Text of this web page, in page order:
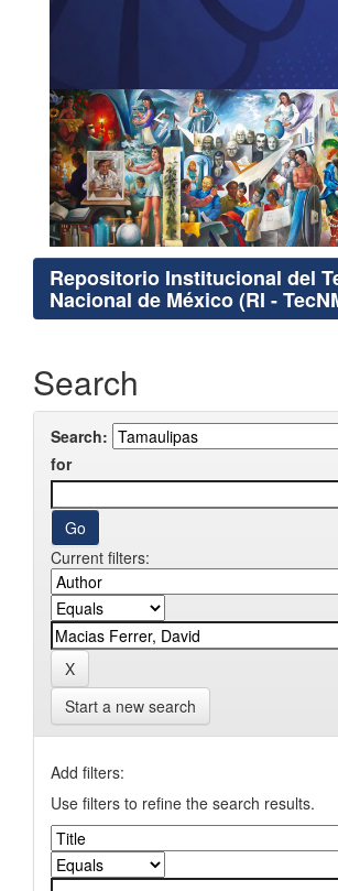
Repositorio Institucional del
Nacional de México (RI -
Search
Search:
for
Current filters:
Start a new search
Add filters:
Use filters to refine the search results.